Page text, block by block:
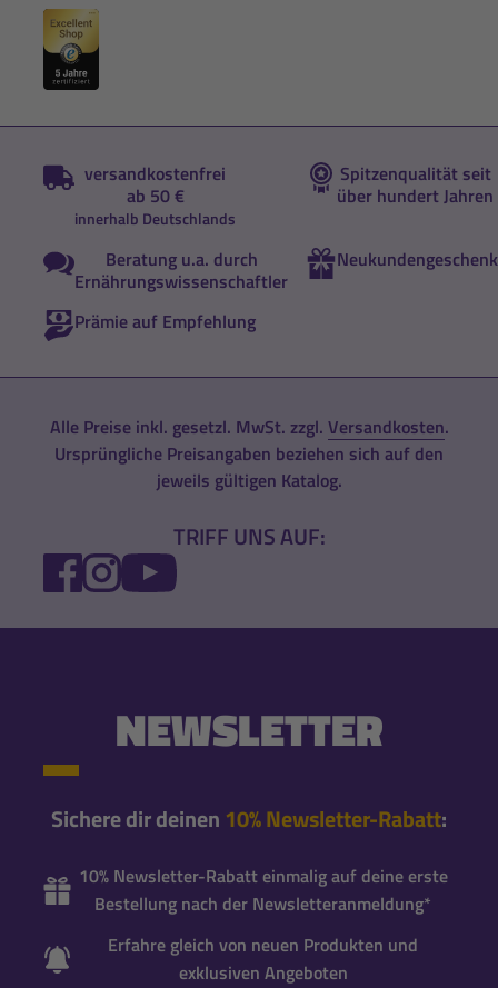
versandkostenfrei
ab 50 €
innerhalb Deutschlands
Spitzenqualität seit
über hundert Jahren
Beratung u.a. durch
Ernährungswissenschaftler
Neukundengeschenk
Prämie auf Empfehlung
Alle Preise inkl. gesetzl. MwSt. zzgl. Versandkosten.
Ursprüngliche Preisangaben beziehen sich auf den
jeweils gültigen Katalog.
TRIFF UNS AUF:
FACEBOOK
INSTAGRAM
YOUTUBE
NEWSLETTER
Sichere dir deinen 10% Newsletter-Rabatt:
10% Newsletter-Rabatt einmalig auf deine erste
Bestellung nach der Newsletteranmeldung*
Erfahre gleich von neuen Produkten und
exklusiven Angeboten